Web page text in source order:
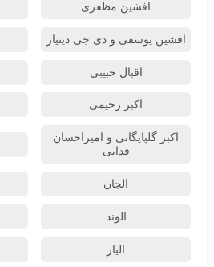
افشین مظفری
افشین یوسفی و دی جی دینیار
اقبال حبیبی
اکبر رحیمی
اکبر گلپایگانی و امیراحسان
فدایی
الجان
الوند
الیاز